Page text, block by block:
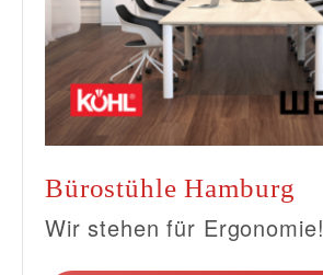
Bürostühle Hamburg
Wir stehen für Ergonomie!